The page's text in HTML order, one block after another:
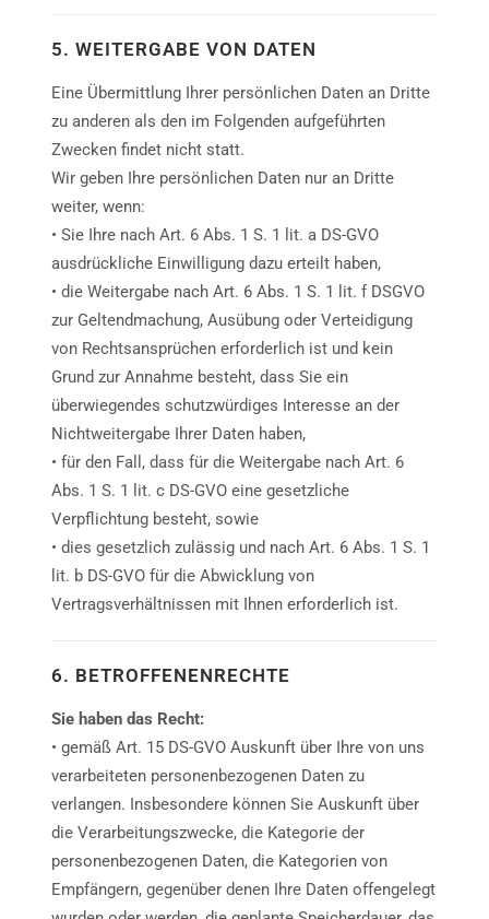
5. WEITERGABE VON DATEN
Eine Übermittlung Ihrer persönlichen Daten an Dritte
zu anderen als den im Folgenden aufgeführten
Zwecken findet nicht statt.
Wir geben Ihre persönlichen Daten nur an Dritte
weiter, wenn:
• Sie Ihre nach Art. 6 Abs. 1 S. 1 lit. a DS-GVO
ausdrückliche Einwilligung dazu erteilt haben,
• die Weitergabe nach Art. 6 Abs. 1 S. 1 lit. f DSGVO
zur Geltendmachung, Ausübung oder Verteidigung
von Rechtsansprüchen erforderlich ist und kein
Grund zur Annahme besteht, dass Sie ein
überwiegendes schutzwürdiges Interesse an der
Nichtweitergabe Ihrer Daten haben,
• für den Fall, dass für die Weitergabe nach Art. 6
Abs. 1 S. 1 lit. c DS-GVO eine gesetzliche
Verpflichtung besteht, sowie
• dies gesetzlich zulässig und nach Art. 6 Abs. 1 S. 1
lit. b DS-GVO für die Abwicklung von
Vertragsverhältnissen mit Ihnen erforderlich ist.
6. BETROFFENENRECHTE
Sie haben das Recht:
• gemäß Art. 15 DS-GVO Auskunft über Ihre von uns
verarbeiteten personenbezogenen Daten zu
verlangen. Insbesondere können Sie Auskunft über
die Verarbeitungszwecke, die Kategorie der
personenbezogenen Daten, die Kategorien von
Empfängern, gegenüber denen Ihre Daten offengelegt